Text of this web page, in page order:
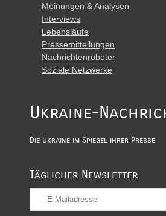
Meinungen & Analysen
Interviews
Lebensläufe
Pressemitteilungen
Nachrichtenroboter
Soziale Netzwerke
Ukraine-
Die Ukraine im Spiegel ihrer Presse
Täglicher Newsletter